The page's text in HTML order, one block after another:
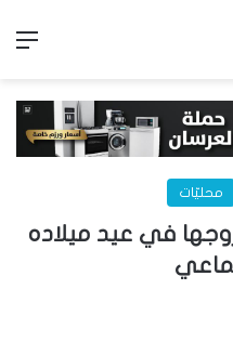
محليّات
في عيد ميلاده